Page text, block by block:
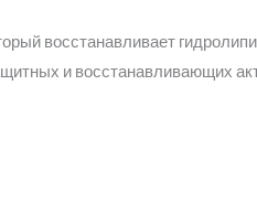
восстанавливает
и восстанавливающих